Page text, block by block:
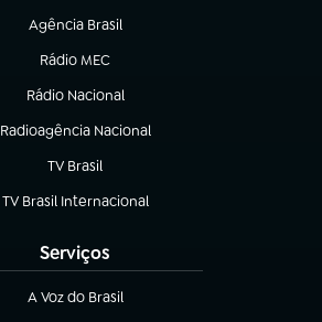
Agência Brasil
(abre em nova aba)
Rádio MEC
Rádio Nacional
(abre em nova aba)
Radioagência Nacional
(abre em nova aba)
TV Brasil
(abre em nova aba)
TV Brasil Internacional
(abre em nova aba)
Serviços
A Voz do Brasil
(abre em nova aba)